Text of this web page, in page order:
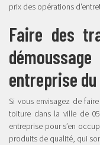
prix des opérations
Faire des
entreprise du
Si vous envisagez de
toiture dans la ville de
entreprise pour s’en
produits de qualité, qui